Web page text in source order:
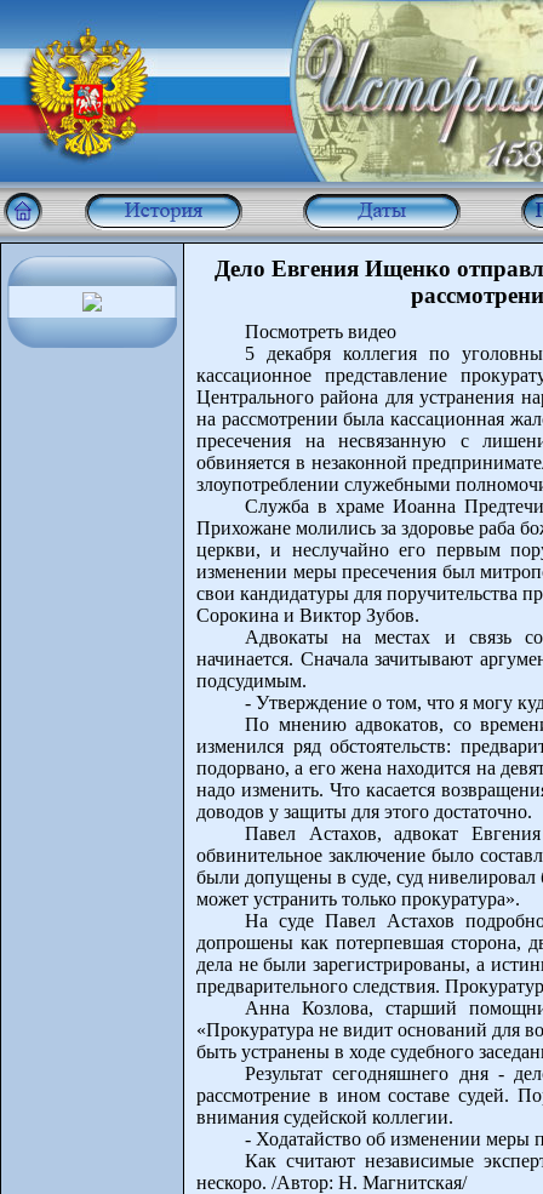
Дело Евгения Ищенко
Посмотреть видео
5 декабря коллегия по
кассационное представление
Центрального района для устранения
на рассмотрении была кассационная
пресечения на несвязанную с
обвиняется в незаконной
злоупотреблении служебными
Служба в храме Иоанна Предтечи
Прихожане молились за здоровье раба
церкви, и неслучайно его первым
изменении меры пресечения был
свои кандидатуры для поручительства
Сорокина и Виктор Зубов.
Адвокаты на местах и связь
начинается. Сначала зачитывают
подсудимым.
- Утверждение о том, что я могу
По мнению адвокатов, со
изменился ряд обстоятельств:
подорвано, а его жена находится на
надо изменить. Что касается
доводов у защиты для этого достаточно.
Павел Астахов, адвокат
обвинительное заключение было
были допущены в суде, суд
может устранить только прокуратура».
На суде Павел Астахов
допрошены как потерпевшая сторона,
дела не были зарегистрированы, а
предварительного следствия.
Анна Козлова, старший
«Прокуратура не видит оснований для
быть устранены в ходе судебного
Результат сегодняшнего дня -
рассмотрение в ином составе судей.
внимания судейской коллегии.
- Ходатайство об изменении меры
Как считают независимые
нескоро. /Автор: Н. Магнитская/